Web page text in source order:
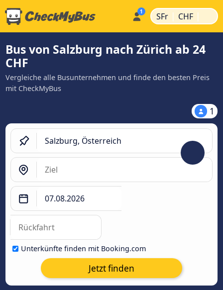
SFr | CHF |
Bus von Salzburg nach Zürich ab 24
CHF
Vergleiche alle Busunternehmen und finde den besten Preis
mit CheckMyBus
1
Unterkünfte finden mit Booking.com
Jetzt finden